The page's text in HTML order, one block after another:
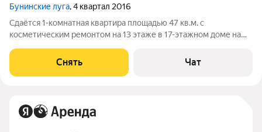
Бунинские луга, 4 квартал 2016
Сдаётся 1-комнатная квартира площадью 47 кв.м. с
косметическим ремонтом на 13 этаже в 17-этажном доме на
выходят во двор. В подъезде
Снять Чат